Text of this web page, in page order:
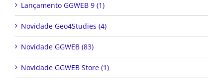
Lançamento GGWEB 9 (1)
Novidade Geo4Studies (4)
Novidade GGWEB (83)
Novidade GGWEB Store (1)